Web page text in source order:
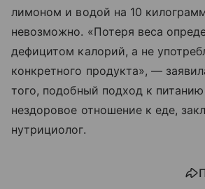
лимоном и водой на 10
невозможно. «Потеря веса
дефицитом калорий, а не
конкретного продукта», —
того, подобный подход к
нездоровое отношение к еде,
нутрициолог.